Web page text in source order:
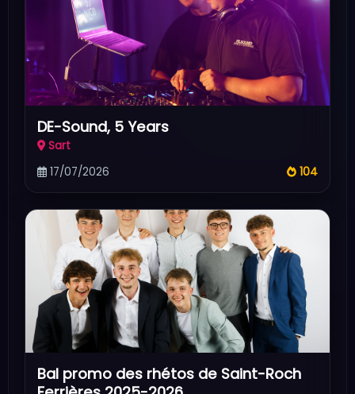
DE-Sound, 5 Years
Sart
17/07/2026
104
Bal promo des rhétos de Saint-Roch